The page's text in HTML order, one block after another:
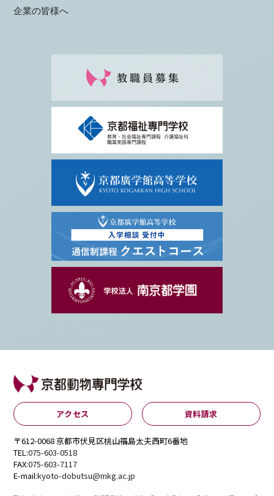
企業の皆様へ
アクセス 資料請求
〒612-0068 京都市伏見区桃山福島太夫西町6番地
TEL:075-603-0518
FAX:075-603-7117
E-mail:kyoto-dobutsu@mkg.ac.jp